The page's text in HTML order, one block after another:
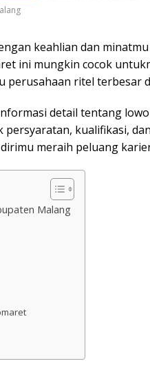
keahlian dan
ini mungkin cocok
perusahaan ritel terbesar
detail tentang
kualifikasi,
meraih peluang
Malang